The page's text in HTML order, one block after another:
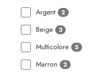
Argent 2
Beige 3
Multicolore 5
Marron 2